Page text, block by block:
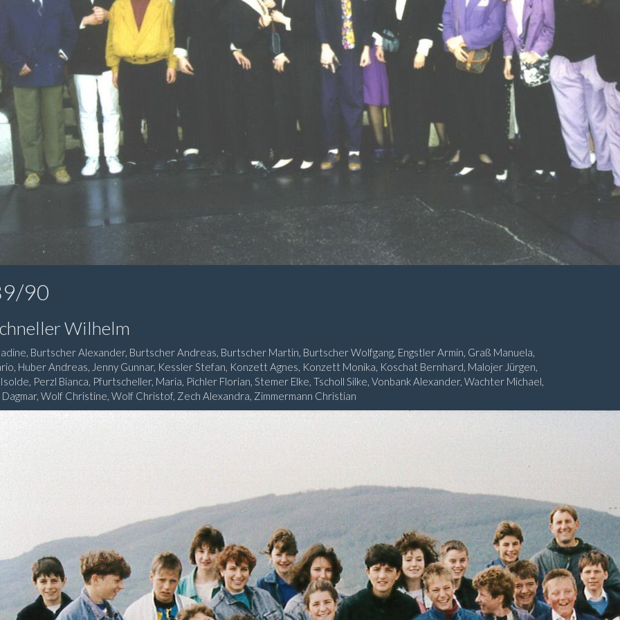
90
Wilhelm
Burtscher Alexander, Burtscher Andreas, Burtscher Martin, Burtscher Wolfgang, Engstler Armin, Graß Manuela,
Huber Andreas, Jenny Gunnar, Kessler Stefan, Konzett Agnes, Konzett Monika, Koschat Bernhard, Malojer Jürgen,
Perzl Bianca, Pfurtscheller, Maria, Pichler Florian, Stemer Elke, Tscholl Silke, Vonbank Alexander, Wachter Michael,
Wolf Christine, Wolf Christof, Zech Alexandra, Zimmermann Christian